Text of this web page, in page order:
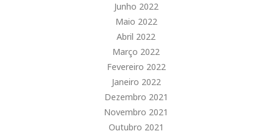
Junho 2022
Maio 2022
Abril 2022
Março 2022
Fevereiro 2022
Janeiro 2022
Dezembro 2021
Novembro 2021
Outubro 2021